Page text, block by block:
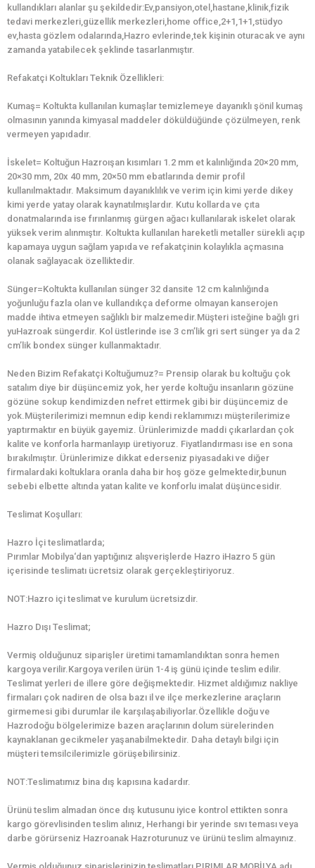
kullandıkları alanlar şu şekildedir:Ev,pansiyon,otel,hastane,klinik,fizik
tedavi merkezleri,güzellik merkezleri,home office,2+1,1+1,stüdyo
ev,hasta gözlem odalarında,Hazro evlerinde,tek kişinin oturacak ve aynı
zamanda yatabilecek şeklinde tasarlanmıştır.
Refakatçi Koltukları Teknik Özellikleri:
Kumaş= Koltukta kullanılan kumaşlar temizlemeye dayanıklı şönil kumaş
olmasının yanında kimyasal maddeler döküldüğünde çözülmeyen, renk
vermeyen yapıdadır.
İskelet= Koltuğun Hazroışan kısımları 1.2 mm et kalınlığında 20×20 mm,
20×30 mm, 20x 40 mm, 20×50 mm ebatlarında demir profil
kullanılmaktadır. Maksimum dayanıklılık ve verim için kimi yerde dikey
kimi yerde yatay olarak kaynatılmışlardır. Kutu kollarda ve çıta
donatmalarında ise fırınlanmış gürgen ağacı kullanılarak iskelet olarak
yüksek verim alınmıştır. Koltukta kullanılan hareketli metaller sürekli açıp
kapamaya uygun sağlam yapıda ve refakatçinin kolaylıkla açmasına
olanak sağlayacak özelliktedir.
Sünger=Koltukta kullanılan sünger 32 dansite 12 cm kalınlığında
yoğunluğu fazla olan ve kullandıkça deforme olmayan kanserojen
madde ihtiva etmeyen sağlıklı bir malzemedir.Müşteri isteğine bağlı gri
yuHazroak süngerdir. Kol üstlerinde ise 3 cm’lik gri sert sünger ya da 2
cm’lik bondex sünger kullanmaktadır.
Neden Bizim Refakatçi Koltuğumuz?= Prensip olarak bu koltuğu çok
satalım diye bir düşüncemiz yok, her yerde koltuğu insanların gözüne
gözüne sokup kendimizden nefret ettirmek gibi bir düşüncemiz de
yok.Müşterilerimizi memnun edip kendi reklamımızı müşterilerimize
yaptırmaktır en büyük gayemiz. Ürünlerimizde maddi çıkarlardan çok
kalite ve konforla harmanlayıp üretiyoruz. Fiyatlandırması ise en sona
bırakılmıştır. Ürünlerimize dikkat ederseniz piyasadaki ve diğer
firmalardaki koltuklara oranla daha bir hoş göze gelmektedir,bunun
sebebi elbette altında yatan kalite ve konforlu imalat düşüncesidir.
Teslimat Koşulları:
Hazro İçi teslimatlarda;
Pırımlar Mobilya‘dan yaptığınız alışverişlerde Hazro iHazro 5 gün
içerisinde teslimatı ücretsiz olarak gerçekleştiriyoruz.
NOT:Hazro içi teslimat ve kurulum ücretsizdir.
Hazro Dışı Teslimat;
Vermiş olduğunuz siparişler üretimi tamamlandıktan sonra hemen
kargoya verilir.Kargoya verilen ürün 1-4 iş günü içinde teslim edilir.
Teslimat yerleri de illere göre değişmektedir. Hizmet aldığımız nakliye
firmaları çok nadiren de olsa bazı il ve ilçe merkezlerine araçların
girmemesi gibi durumlar ile karşılaşabiliyorlar.Özellikle doğu ve
Hazrodoğu bölgelerimize bazen araçlarının dolum sürelerinden
kaynaklanan gecikmeler yaşanabilmektedir. Daha detaylı bilgi için
müşteri temsilcilerimizle görüşebilirsiniz.
NOT:Teslimatımız bina dış kapısına kadardır.
Ürünü teslim almadan önce dış kutusunu iyice kontrol ettikten sonra
kargo görevlisinden teslim alınız, Herhangi bir yerinde sıvı teması veya
darbe görürseniz Hazroanak Hazroturunuz ve ürünü teslim almayınız.